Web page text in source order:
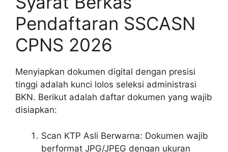
Pendaftaran SSCASN
CPNS 2026
Menyiapkan dokumen digital dengan presisi
tinggi adalah kunci lolos seleksi administrasi
BKN. Berikut adalah daftar dokumen yang wajib
disiapkan:
Scan KTP Asli Berwarna: Dokumen wajib
berformat JPG/JPEG dengan ukuran